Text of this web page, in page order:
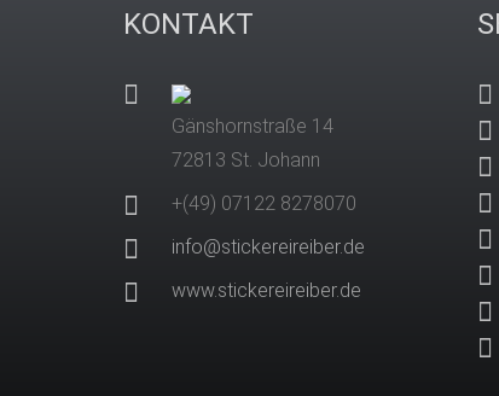
KONTAKT
Gänshornstraße 14
72813 St. Johann
+(49) 07122 8278070
info@stickereireiber.de
www.stickereireiber.de